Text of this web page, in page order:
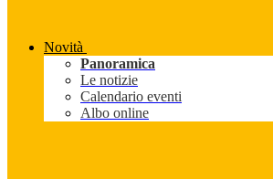
Novità
Panoramica
Le notizie
Calendario eventi
Albo online